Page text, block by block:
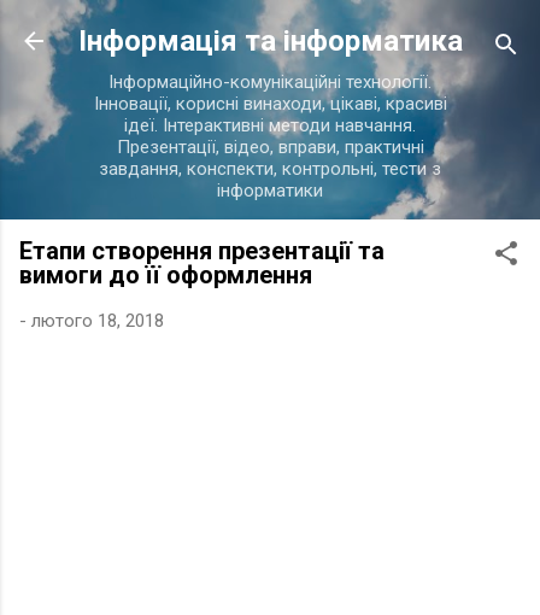
Перейти до основного вмісту
Інформація та інформатика
Інформаційно-комунікаційні технології.
Інновації, корисні винаходи, цікаві, красиві
ідеї. Інтерактивні методи навчання.
Презентації, відео, вправи, практичні
завдання, конспекти, контрольні, тести з
інформатики
Етапи створення презентації та
вимоги до її оформлення
- лютого 18, 2018